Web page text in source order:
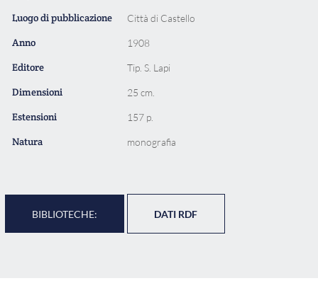
Luogo di pubblicazione Città di Castello
Anno 1908
Editore Tip. S. Lapi
Dimensioni 25 cm.
Estensioni 157 p.
Natura monografia
BIBLIOTECHE: DATI RDF